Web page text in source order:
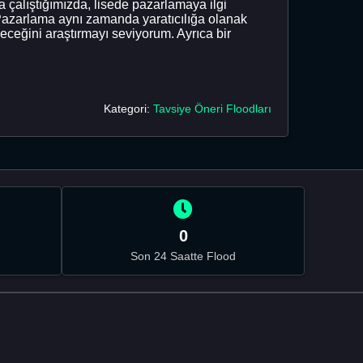
lisede pazarlamaya ilgi
aynı zamanda yaratıcılığa olanak
araştırmayı seviyorum. Ayrıca bir
Kategori: Tavsiye Öneri Floodları
0
Son 24 Saatte Flood